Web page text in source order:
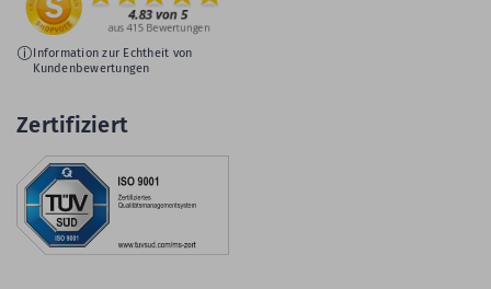
Information zur Echtheit von
Kundenbewertungen
Zertifiziert